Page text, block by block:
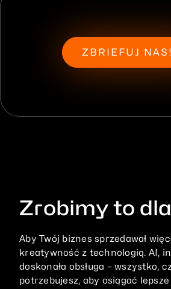
ZBRIEFUJ NAS!
Zrobimy to
Aby Twój biznes sprzedawał
kreatywność z technologią. AI,
doskonała obsługa – wszystko,
potrzebujesz, aby osiągać lepsze